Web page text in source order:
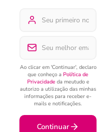
Ao clicar em 'Continuar', declaro
que conheço a Política de
Privacidadeda meutudo e
autorizo a utilização das minhas
informações para receber e-
mails e notificações.
Continuar